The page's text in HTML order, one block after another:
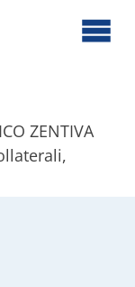
ZENTIVA